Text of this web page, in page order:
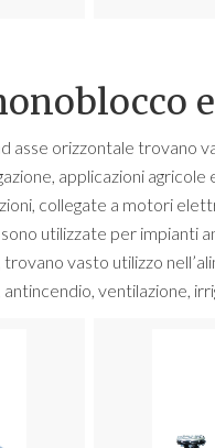
e
orizzontale trovano
applicazioni
collegate a motori
utilizzate per impianti
vasto utilizzo
ventilazione,